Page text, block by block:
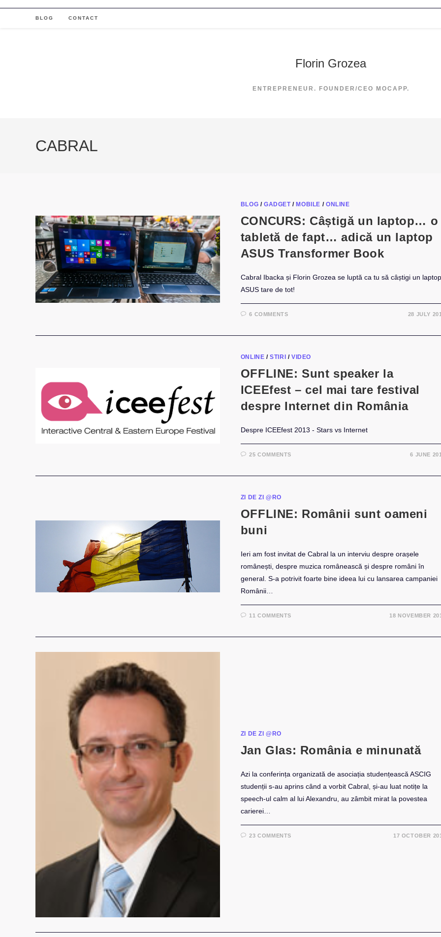
BLOG CONTACT
Florin Grozea
ENTREPRENEUR. FOUNDER/CEO MOCAPP.
CABRAL
BLOG /GADGET/ MOBILE / ONLINE
CONCURS: Câștigă un laptop… o
tabletă de fapt… adică un laptop
ASUS Transformer Book
Cabral Ibacka și Florin Grozea se luptă ca tu să câștigi un laptop
ASUS tare de tot!
6 COMMENTS 28 JULY
ONLINE /STIRI /VIDEO
OFFLINE: Sunt speaker la
ICEEfest – cel mai tare festival
despre Internet din România
Despre ICEEfest 2013 - Stars vs Internet
25 COMMENTS 6 JUNE
ZI DE ZI @RO
OFFLINE: Românii sunt oameni
buni
Ieri am fost invitat de Cabral la un interviu despre orașele
românești, despre muzica românească și despre români în
general. S-a potrivit foarte bine ideea lui cu lansarea campaniei
Românii…
11 COMMENTS 18 NOVEMBER
ZI DE ZI @RO
Jan Glas: România e minunată
Azi la conferința organizată de asociația studențească ASCIG
studenții s-au aprins când a vorbit Cabral, și-au luat notițe la
speech-ul calm al lui Alexandru, au zâmbit mirat la povestea
carierei…
23 COMMENTS 17 OCTOBER